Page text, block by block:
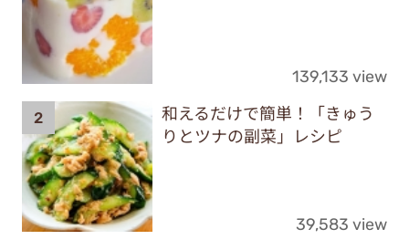
139,133 view
和えるだけで簡単！「きゅう
りとツナの副菜」レシピ
39,583 view